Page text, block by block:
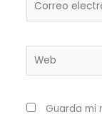
Web
Guarda mi